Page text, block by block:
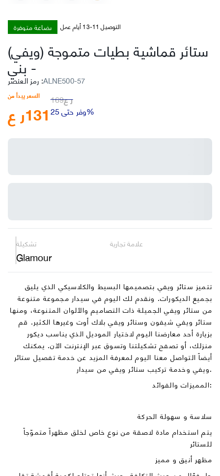
بضاعة متوفرة التوصيل 11-13 أيام عمل
ستائر قماشية بطيات متموجة (ويفي)
-بني
:ALNE500-57
السعر يبدأ من
ر ع131
ر ع169
وفر حتى 25%
تشكيلة
Glamour
علامة تجارية
تتميز ستائر ويفي بتصميمها البسيط والكلاسيكي الذي يليق
بجميع الديكورات. ونقدم لك اليوم في سيدار مجموعة متنوعة
من ستائر ويفي الجميلة ذات التصاميم والألوان المتنوعة، ومنها
ستائر ويفي شيفون وستائر ويفي بلاك أوت وغيرها الكثير. قم
بزيارة أحد معارضنا اليوم لاختيار الموديل الذي يناسب ديكور
منزلك، أو تصفح تشكيلتنا وتسوق عبر الإنترنت الآن. يمكنك
أيضاً التواصل معنا اليوم لمعرفة المزيد عن خدمة تفصيل ستائر
ويفي وخدمة تركيب ستائر ويفي من سيدار.
المميزات والفوائد:
سلاسة و سهولة الحركة
يتم استخدام مادة لاصقة من نوع خاص لخلق مظهراً متموّجاً
للستائر
مظهر أنيق و مميز